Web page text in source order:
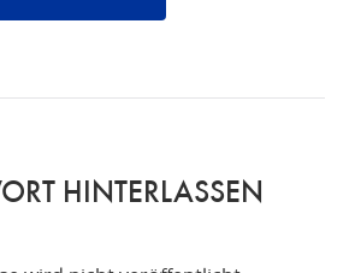
HINTERLASSEN